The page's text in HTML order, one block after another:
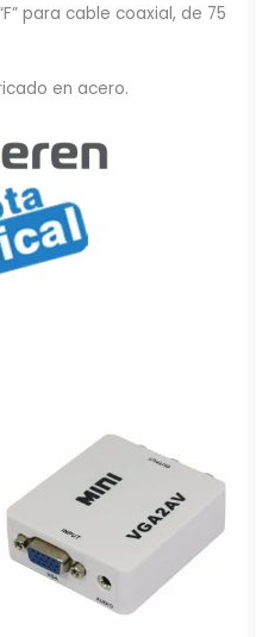
para cable coaxial, de 75
en acero.